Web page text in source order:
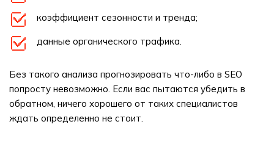
коэффициент сезонности и тренда;
данные органического трафика.
Без такого анализа прогнозировать что-либо в SEO
попросту невозможно. Если вас пытаются убедить в
обратном, ничего хорошего от таких специалистов
ждать определенно не стоит.